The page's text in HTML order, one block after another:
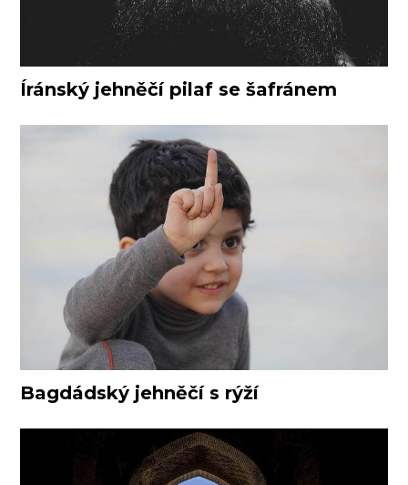
Íránský jehněčí pilaf se šafránem
Bagdádský jehněčí s rýží